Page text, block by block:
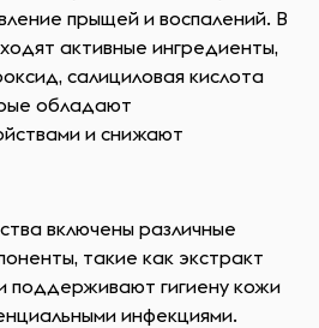
прыщей и воспалений. В
активные ингредиенты,
салициловая кислота
обладают
и снижают
включены различные
такие как экстракт
поддерживают гигиену кожи
инфекциями.